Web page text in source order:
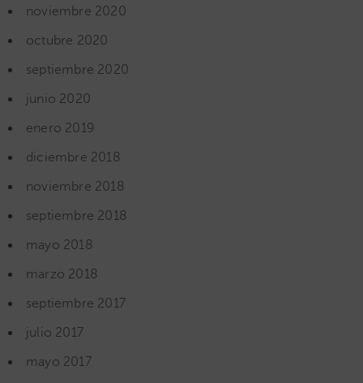
noviembre 2020
octubre 2020
septiembre 2020
junio 2020
enero 2019
diciembre 2018
noviembre 2018
septiembre 2018
mayo 2018
marzo 2018
septiembre 2017
julio 2017
mayo 2017